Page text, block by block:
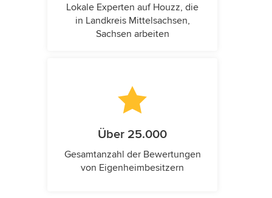
Lokale Experten auf Houzz, die
in Landkreis Mittelsachsen,
Sachsen arbeiten
Über 25.000
Gesamtanzahl der Bewertungen
von Eigenheimbesitzern